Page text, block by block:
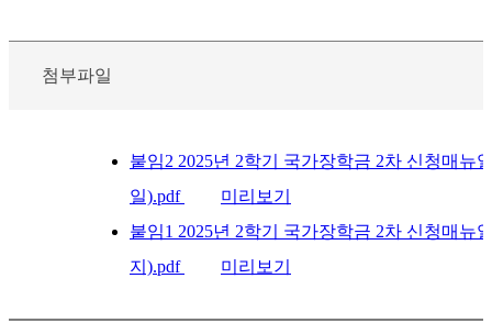
첨부파일
붙임2 2025년 2학기 국가장학금 2차 신청매뉴
일).pdf
미리보기
붙임1 2025년 2학기 국가장학금 2차 신청매뉴
지).pdf
미리보기